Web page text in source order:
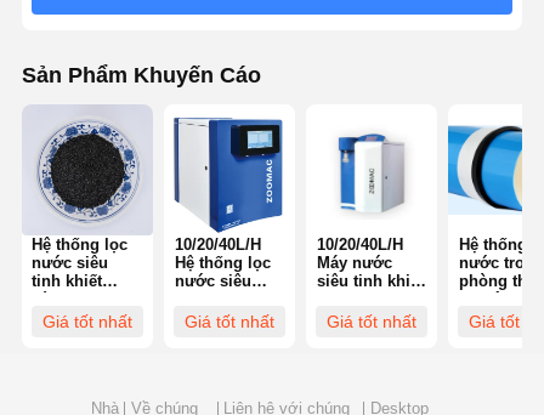
Sản Phẩm Khuyến Cáo
Hệ thống lọc
nước siêu
tinh khiết
cao 1000L
Giá tốt nhất
10/20/40L/H
Hệ thống lọc
nước siêu
khoa học sinh
Giá tốt nhất
10/20/40L/H
Máy nước
siêu tinh khiết
sinh học
Giá tốt nhất
Hệ thống
nước trong
phòng thí
220V/50Hz
Giá tốt
Nhà Về chúng Liên hệ với chúng Desktop